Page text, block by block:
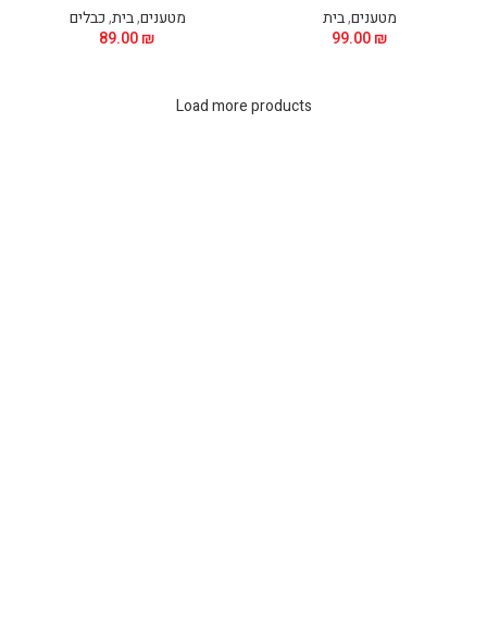
מטענים,בית
99.00₪
מטענים,בית,כבלים
89.00₪
Load more products